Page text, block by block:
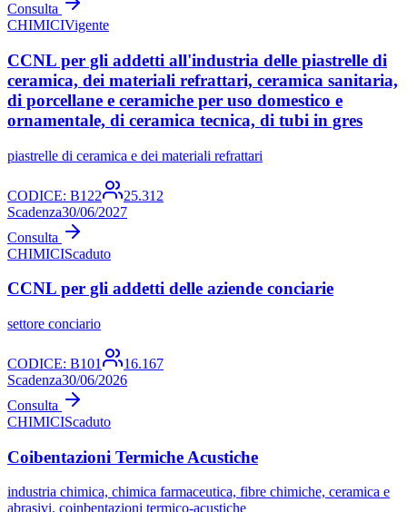
Consulta
CHIMICIVigente
CCNL per gli addetti all'industria delle piastrelle di
ceramica, dei materiali refrattari, ceramica sanitaria,
di porcellane e ceramiche per uso domestico e
ornamentale, di ceramica tecnica, di tubi in gres
piastrelle di ceramica e dei materiali refrattari
CODICE: B122
25.312
Scadenza30/06/2027
Consulta
CHIMICIScaduto
CCNL per gli addetti delle aziende conciarie
settore conciario
CODICE: B101
16.167
Scadenza30/06/2026
Consulta
CHIMICIScaduto
Coibentazioni Termiche Acustiche
industria chimica, chimica farmaceutica, fibre chimiche, ceramica e
abrasivi, coinbentazioni termico-acustiche